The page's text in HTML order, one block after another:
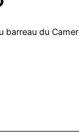
barreau du